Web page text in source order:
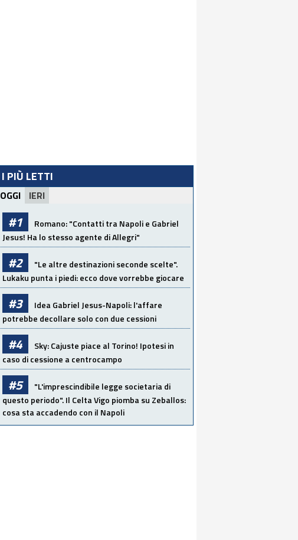
I PIÙ LETTI
OGGI IERI
#1
Romano: "Contatti tra Napoli e Gabriel
Jesus! Ha lo stesso agente di Allegri"
#2
"Le altre destinazioni seconde scelte".
Lukaku punta i piedi: ecco dove vorrebbe giocare
#3
Idea Gabriel Jesus-Napoli: l'affare
potrebbe decollare solo con due cessioni
#4
Sky: Cajuste piace al Torino! Ipotesi in
caso di cessione a centrocampo
#5
"L'imprescindibile legge societaria di
questo periodo". Il Celta Vigo piomba su Zeballos:
cosa sta accadendo con il Napoli